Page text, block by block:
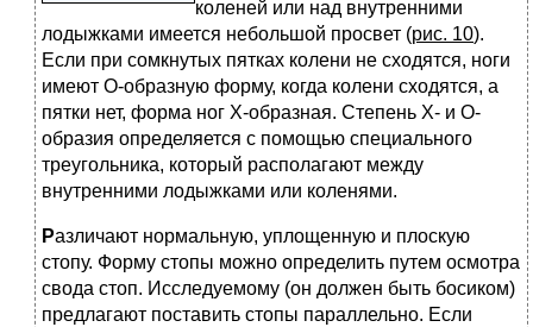
коленей или над внутренними
лодыжками имеется небольшой просвет (рис. 10).
Если при сомкнутых пятках колени не сходятся, ноги
имеют О-образную форму, когда колени сходятся, а
пятки нет, форма ног Х-образная. Степень Х- и О-
образия определяется с помощью специального
треугольника, который располагают между
внутренними лодыжками или коленями.
Различают нормальную, уплощенную и плоскую
стопу. Форму стопы можно определить путем осмотра
свода стоп. Исследуемому (он должен быть босиком)
предлагают поставить стопы параллельно. Если